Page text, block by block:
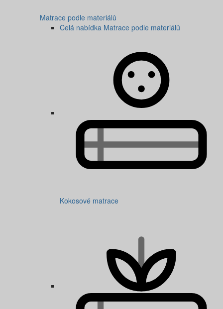
Matrace podle materiálů
Celá nabídka Matrace podle materiálů
Kokosové matrace